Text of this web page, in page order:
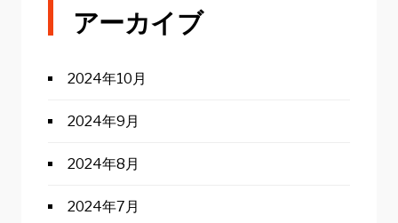
アーカイブ
2024年10月
2024年9月
2024年8月
2024年7月